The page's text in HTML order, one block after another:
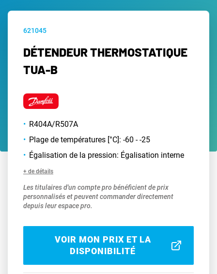
621045
DÉTENDEUR THERMOSTATIQUE
TUA-B
R404A/R507A
Plage de températures [°C]: -60 - -25
Égalisation de la pression: Égalisation interne
+ de détails
Les titulaires d'un compte pro bénéficient de prix
personnalisés et peuvent commander directement
depuis leur espace pro.
VOIR MON PRIX ET LA
DISPONIBILITÉ